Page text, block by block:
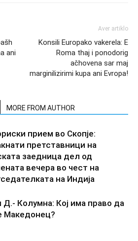
ani
Aver artiklo
Konsili Europako vakerela: E
Roma thaj i ponodorig
ačhovena sar maj
marginilizirimi kupa ani Evropa!
MORE FROM AUTHOR
прием во Скопје:
претставници на
заедница дел од
вечера во чест на
на Индија
Д.- Колумна: Кој има право да
Македонец?